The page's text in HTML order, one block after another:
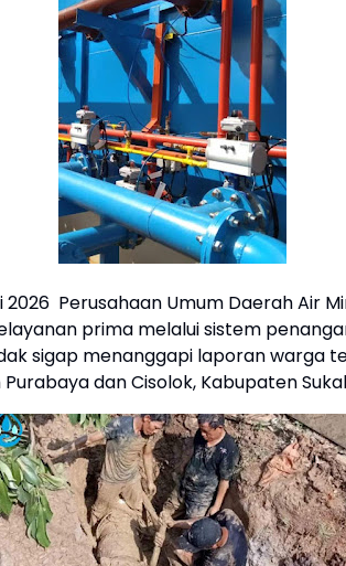
Perusahaan Umum Daerah Air
prima melalui sistem
sigap menanggapi laporan warga
dan Cisolok, Kabupaten